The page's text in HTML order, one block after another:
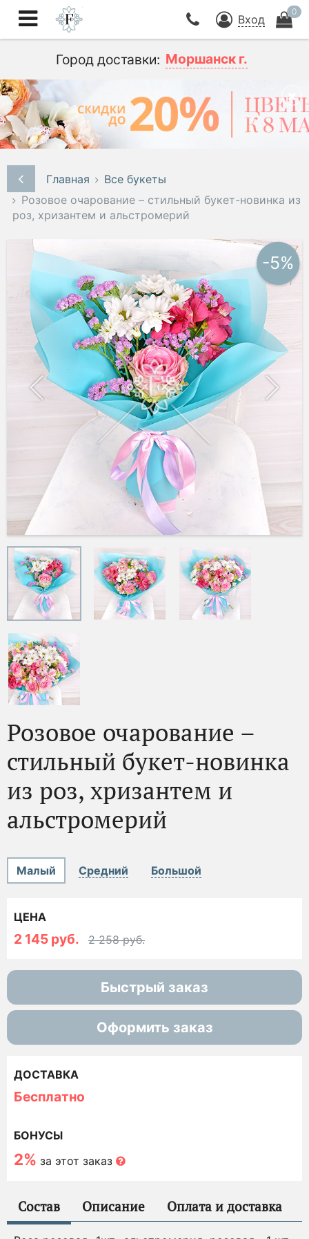
Вход
0
Город доставки: Моршанск г.
Главная
Все букеты
Розовое очарование – стильный букет-новинка из
роз, хризантем и альстромерий
-5%
Розовое очарование –
стильный букет-новинка
из роз, хризантем и
альстромерий
Малый Средний Большой
ЦЕНА
2 145 руб. 2 258 руб.
Быстрый заказ
Оформить заказ
ДОСТАВКА
Бесплатно
БОНУСЫ
2% за этот заказ
Состав Описание Оплата и доставка